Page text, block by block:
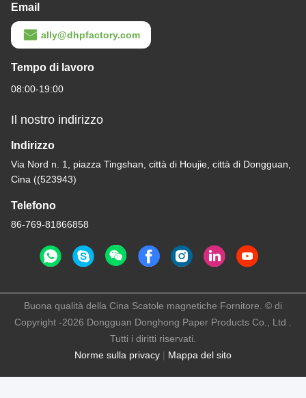
Email
ally@dhpfactory.com
Tempo di lavoro
08:00-19:00
Il nostro indirizzo
Indirizzo
Via Nord n. 1, piazza Tingshan, città di Houjie, città di Dongguan,
Cina ((523943)
Telefono
86-769-81866858
Norme sulla privacy | Mappa del sito
Buona qualità della Cina Scatole magnetiche Fornitore. © di
Copyright -2026 Dongguan Donghong Paper Products Co., Ltd .
Tutti i diritti riservati.